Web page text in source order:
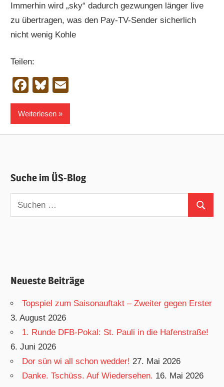
Immerhin wird „sky“ dadurch gezwungen länger live
zu übertragen, was den Pay-TV-Sender sicherlich
nicht wenig Kohle
Teilen:
Facebook
Bluesky
Weiterlesen
Suche im ÜS-Blog
Suchen
nach:
Suchen
Neueste Beiträge
Topspiel zum Saisonauftakt – Zweiter gegen Erster
3. August 2026
1. Runde DFB-Pokal: St. Pauli in die Hafenstraße!
6. Juni 2026
Dor sün wi all schon wedder! 27. Mai 2026
Danke. Tschüss. Auf Wiedersehen. 16. Mai 2026